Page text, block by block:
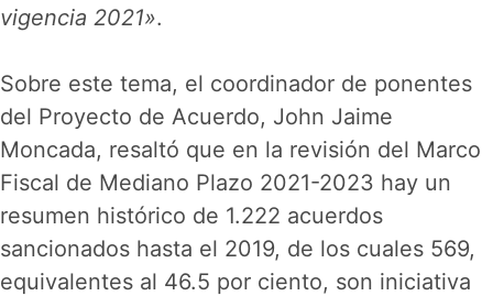
vigencia 2021».
Sobre este tema, el coordinador de ponentes
del Proyecto de Acuerdo, John Jaime
Moncada, resaltó que en la revisión del Marco
Fiscal de Mediano Plazo 2021-2023 hay un
resumen histórico de 1.222 acuerdos
sancionados hasta el 2019, de los cuales 569,
equivalentes al 46.5 por ciento, son iniciativa